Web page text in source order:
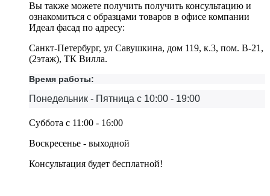
Вы также можете получить получить консультацию и
ознакомиться с образцами товаров в офисе компании
Идеал фасад по адресу:
Санкт-Петербург, ул Савушкина, дом 119, к.3, пом. В-21,
(2этаж), ТК Вилла.
Время работы:
Понедельник - Пятница с 10:00 - 19:00
Суббота с 11:00 - 16:00
Воскресенье - выходной
Консультация будет бесплатной!